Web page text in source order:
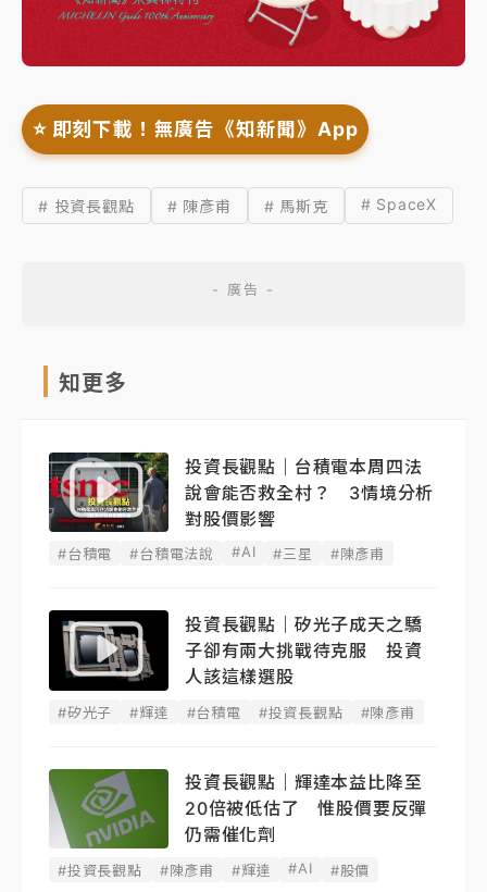
⭐️ 即刻下載！無廣告《知新聞》App
# 投資長觀點 # 陳彥甫 # 馬斯克 # SpaceX
知更多
投資長觀點｜台積電本周四法
說會能否救全村？ 3情境分析
對股價影響
#台積電 #台積電法說 #AI #三星 #陳彥甫
投資長觀點｜矽光子成天之驕
子卻有兩大挑戰待克服 投資
人該這樣選股
#矽光子 #輝達 #台積電 #投資長觀點 #陳彥甫
投資長觀點｜輝達本益比降至
20倍被低估了 惟股價要反彈
仍需催化劑
#投資長觀點 #陳彥甫 #輝達 #AI #股價